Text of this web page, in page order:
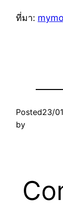
ที่มา:
Posted23/
by